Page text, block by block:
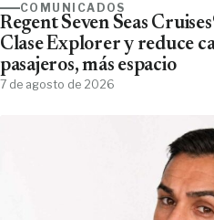
COMUNICADOS
Regent Seven Seas
Clase Explorer y reduce
pasajeros, más espacio
7 de agosto de 2026